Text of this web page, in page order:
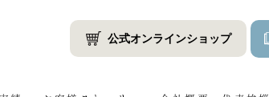
公式オンラインショップ